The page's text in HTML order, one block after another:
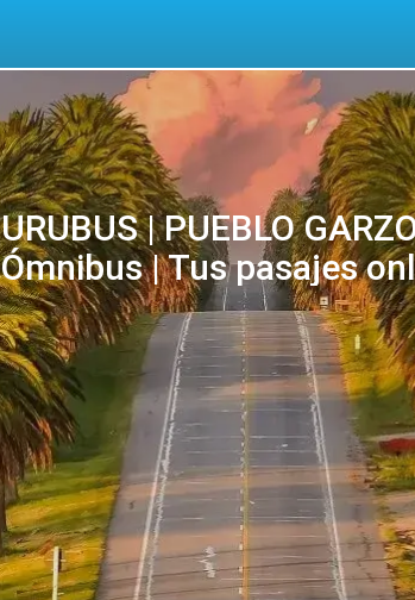
URUBUS | PUEBLO
Ómnibus | Tus pasajes